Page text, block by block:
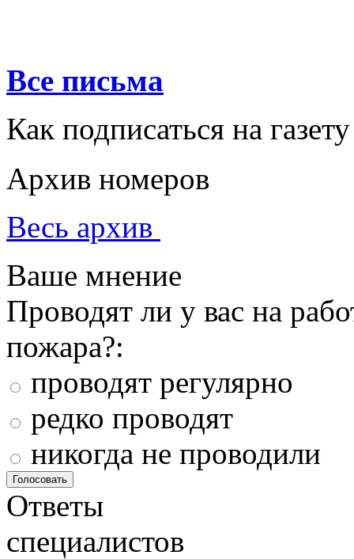
Все письма
Как подписаться на газету
Архив номеров
Весь архив
Ваше мнение
Проводят ли у вас на
пожара?:
проводят регулярно
редко проводят
никогда не проводили
Ответы
специалистов